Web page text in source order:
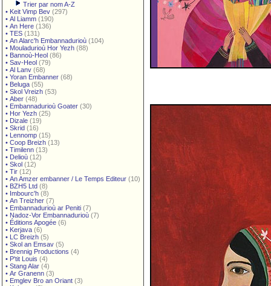
Trier par nom A-Z
• Keit Vimp Bev (297)
• Al Liamm (190)
• An Here (136)
• TES (131)
• An Alarc'h Embannadurioù (104)
• Mouladurioù Hor Yezh (88)
• Bannoù-Heol (86)
• Sav-Heol (79)
• Al Lanv (68)
• Yoran Embanner (68)
• Beluga (55)
• Skol Vreizh (53)
• Aber (48)
• Embannadurioù Goater (30)
• Hor Yezh (25)
• Dizale (19)
• Skrid (16)
• Lennomp (15)
• Coop Breizh (13)
• Timilenn (13)
• Delioù (12)
• Skol (12)
• Tir (12)
• An Amzer embanner / Le Temps Editeur (10)
• BZH5 Ltd (8)
• Imbourc'h (8)
• An Treizher (7)
• Embannadurioù ar Peniti (7)
• Nadoz-Vor Embannadurioù (7)
• Éditions Apogée (6)
• Kerjava (6)
• LC Breizh (5)
• Skol an Emsav (5)
• Brennig Productions (4)
• P'tit Louis (4)
• Stang Alar (4)
• Ar Granenn (3)
• Emglev Bro an Oriant (3)